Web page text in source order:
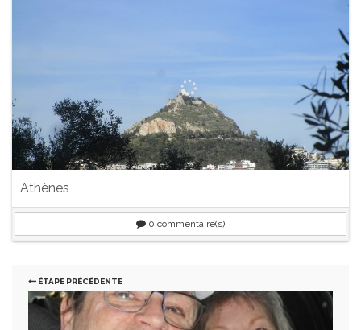
Athènes
0 commentaire(s)
ÉTAPE PRÉCÉDENTE